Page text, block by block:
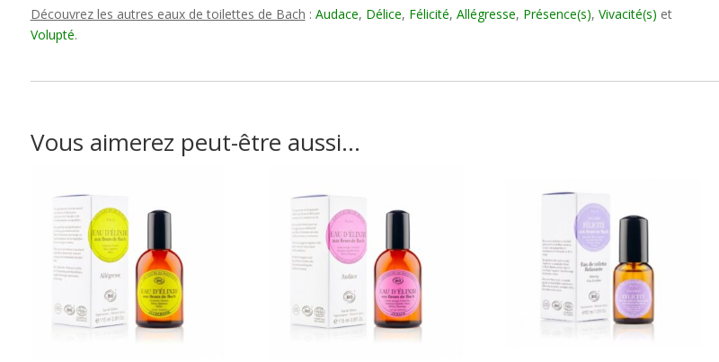
Découvrez les autres eaux de toilettes de Bach : Audace, Délice, Félicité, Allégresse, Présence(s), Vivacité(s) et
Volupté.
Vous aimerez peut-être aussi…